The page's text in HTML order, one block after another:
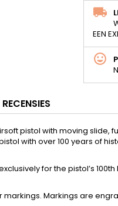
EEN
RECENSIES
pistol with moving slide,
with over 100 years of
for the pistol’s
Markings are